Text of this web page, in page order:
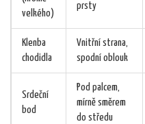
velkého)
prsty
Klenba
chodidla
Vnitřní strana,
spodní oblouk
Srdeční
bod
Pod palcem,
mírně směrem
do středu